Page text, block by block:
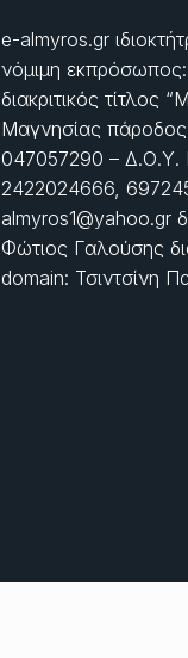
e-almyros.gr
νόμιμη
διακριτικός τίτλος
Μαγνησίας
047057290 –
2422024666,
almyros1@yahoo.gr
Φώτιος Γαλούσης
domain: Τσιντσίνη